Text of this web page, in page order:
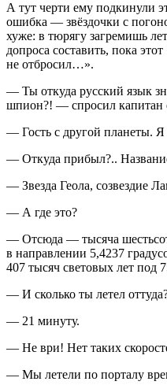
А тут черти ему подкинули
ошибка — звёздочки с
хуже: в тюрягу загремишь
допроса составить, пока
не отбросил…».
— Ты откуда русский язык
шпион?! — спросил капитан
— Гость с другой планеты.
— Откуда прибыл?..
— Звезда Геола, созвездие
— А где это?
— Отсюда — тысяча
в направлении 5,4237
407 тысяч световых лет под
— И сколько ты летел
— 21 минуту.
— Не ври! Нет таких
— Мы летели по порталу